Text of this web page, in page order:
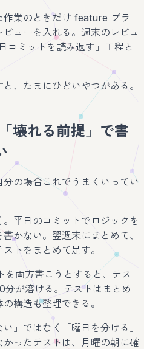
作業のときだけ feature ブラ
ューを入れる。週末のレビュ
コミットを読み返す」工程と
、たまにひどいやつがある。
壊れる前提」で書
の場合これでうまくいってい
平日のコミットでロジックを
かない。翌週末にまとめて、
トをまとめて足す。
両方書こうとすると、テス
分が溶ける。テストはまとめ
構造も整理できる。
」ではなく「曜日を分ける」
ったテストは、月曜の朝に確